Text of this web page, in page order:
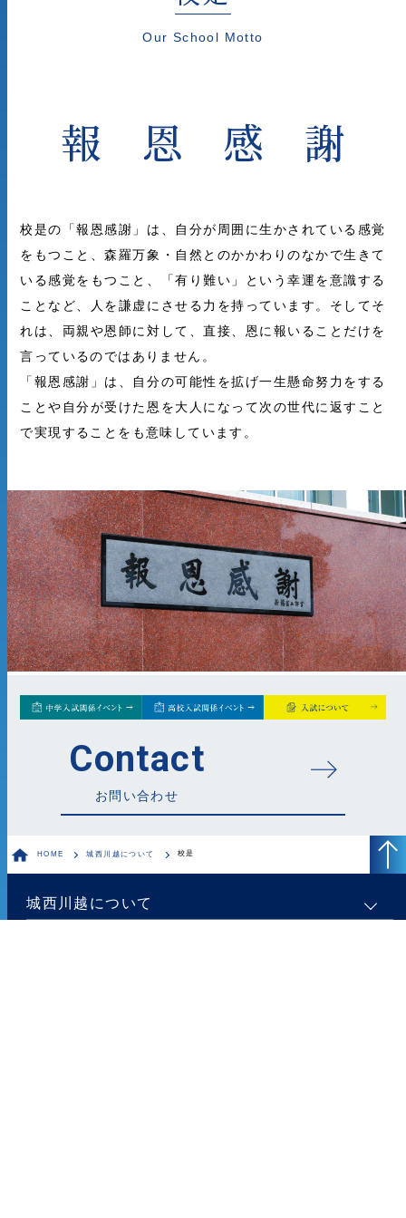
Our School Motto
報恩感謝
校是の「報恩感謝」は、自分が周囲に生かされている感覚
をもつこと、森羅万象・自然とのかかわりのなかで生きて
いる感覚をもつこと、「有り難い」という幸運を意識する
ことなど、人を謙虚にさせる力を持っています。そしてそ
れは、両親や恩師に対して、直接、恩に報いることだけを
言っているのではありません。
「報恩感謝」は、自分の可能性を拡げ一生懸命努力をする
ことや自分が受けた恩を大人になって次の世代に返すこと
で実現することをも意味しています。
Contact
お問い合わせ
HOME 城西川越について 校是
城西川越について